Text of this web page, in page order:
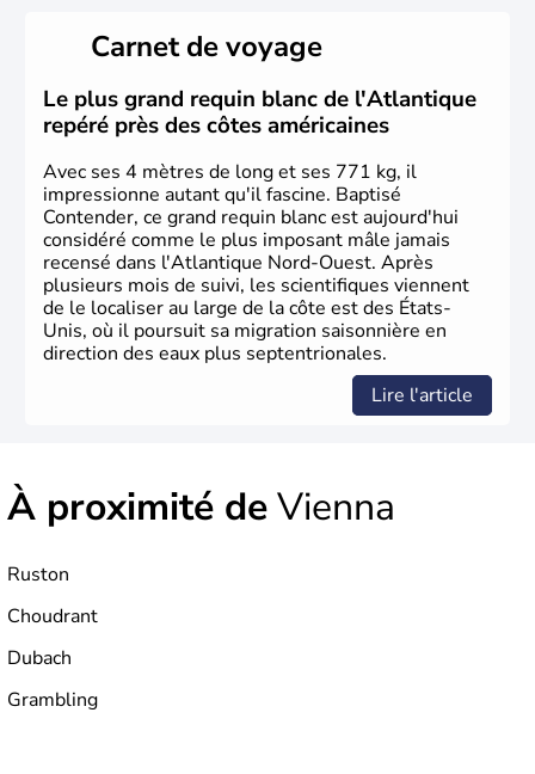
Plusieurs populations se sont succédées avant l'arrivée
des européens, suite à la découverte du continent par
Christophe Colomb en 1492. Les 13 colonies
britanniques proclament la Déclaration d'indépendance
en 1776 et adoptent leur première constitution en 1787.
La conquête de l'Ouest marque ensuite l'entrée dans une
phase de développement intense.
Carnet de voyage
Le plus grand requin blanc de l'Atlantique
repéré près des côtes américaines
Avec ses 4 mètres de long et ses 771 kg, il
impressionne autant qu'il fascine. Baptisé
Contender, ce grand requin blanc est aujourd'hui
considéré comme le plus imposant mâle jamais
recensé dans l'Atlantique Nord-Ouest. Après
plusieurs mois de suivi, les scientifiques viennent
de le localiser au large de la côte est des États-
Unis, où il poursuit sa migration saisonnière en
direction des eaux plus septentrionales.
Lire l'article
À proximité deVienna
Ruston
Choudrant
Dubach
Grambling